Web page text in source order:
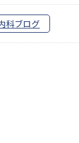
科ブログ